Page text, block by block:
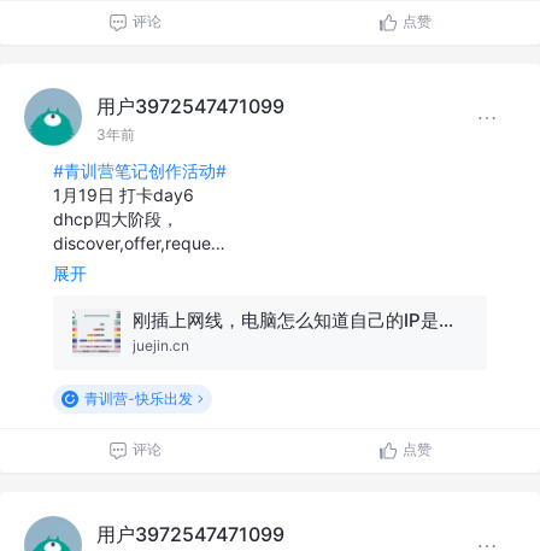
评论 点赞
用户3972547471099
3年前
#青训营笔记创作活动#
1月19日 打卡day6
dhcp四大阶段，
discover,offer,reque…
展开
刚插上网线，电脑怎么知道自己的IP是什么？
juejin.cn
青训营-快乐出发
评论 点赞
用户3972547471099